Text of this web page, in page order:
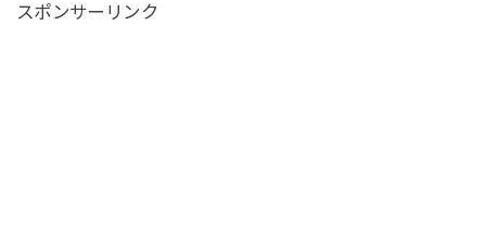
スポンサーリンク